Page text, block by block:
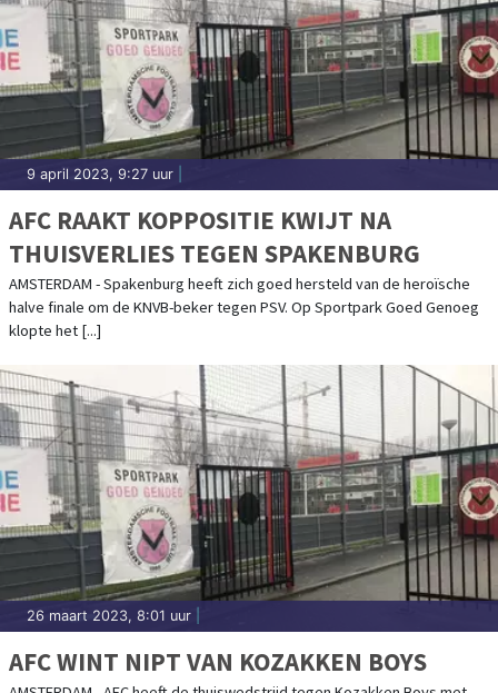
9 april 2023, 9:27 uur
AFC RAAKT KOPPOSITIE KWIJT NA
THUISVERLIES TEGEN SPAKENBURG
AMSTERDAM - Spakenburg heeft zich goed hersteld van de heroïsche
halve finale om de KNVB-beker tegen PSV. Op Sportpark Goed Genoeg
klopte het [...]
26 maart 2023, 8:01 uur
AFC WINT NIPT VAN KOZAKKEN BOYS